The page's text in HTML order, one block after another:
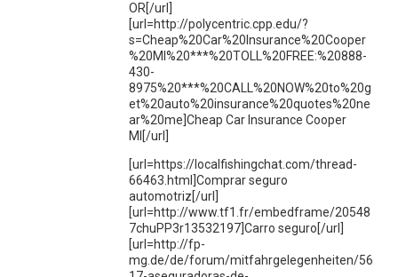
OR[/url]
[url=http://polycentric.cpp.edu/?
s=Cheap%20Car%20Insurance%20Cooper
%20MI%20***%20TOLL%20FREE:%20888-
430-
8975%20***%20CALL%20NOW%20to%20g
et%20auto%20insurance%20quotes%20ne
ar%20me]Cheap Car Insurance Cooper
MI[/url]
[url=https://localfishingchat.com/thread-
66463.html]Comprar seguro
automotriz[/url]
[url=http://www.tf1.fr/embedframe/20548
7chuPP3r13532197]Carro seguro[/url]
[url=http://fp-
mg.de/de/forum/mitfahrgelegenheiten/56